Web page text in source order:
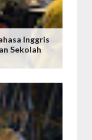
Inggris
Sekolah